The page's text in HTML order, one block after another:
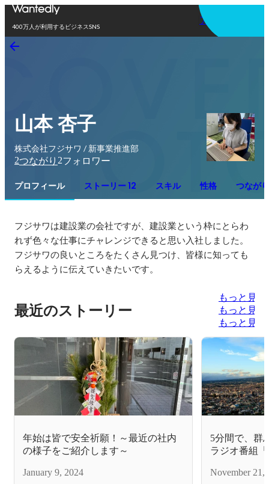
400万人が利用するビジネスSNS
アプリを使う
山本 杏子
株式会社フジサワ / 新事業推進部
2つながり 2フォロワー
プロフィール ストーリー 12 スキル 性格 つながり
フジサワは建設業の会社ですが、建設業という枠にとらわ
れず色々な仕事にチャレンジできると思い入社しました。
フジサワの良いところをたくさん見つけ、皆様に知っても
らえるように伝えていきたいです。
最近のストーリー
もっと見る
もっと見る
もっと見る
年始は皆で安全祈願！～最近の社内
の様子をご紹介します～
January 9, 2024
5分間で、群
ラジオ番組
November 21,